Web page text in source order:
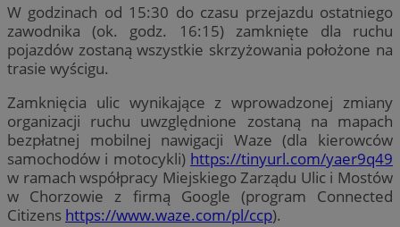
W godzinach od 15:30 do czasu przejazdu ostatniego
zawodnika (ok. godz. 16:15) zamknięte dla ruchu
pojazdów zostaną wszystkie skrzyżowania położone na
trasie wyścigu.
Zamknięcia ulic wynikające z wprowadzonej zmiany
organizacji ruchu uwzględnione zostaną na mapach
bezpłatnej mobilnej nawigacji Waze (dla kierowców
samochodów i motocykli) https://tinyurl.com/yaer9q49
w ramach współpracy Miejskiego Zarządu Ulic i Mostów
w Chorzowie z firmą Google (program Connected
Citizens https://www.waze.com/pl/ccp).